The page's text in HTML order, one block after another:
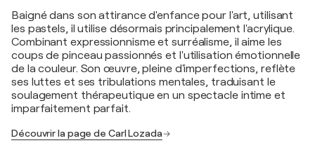
Baigné dans son attirance d'enfance pour l'art, utilisant
les pastels, il utilise désormais principalement l'acrylique.
Combinant expressionnisme et surréalisme, il aime les
coups de pinceau passionnés et l'utilisation émotionnelle
de la couleur. Son œuvre, pleine d'imperfections, reflète
ses luttes et ses tribulations mentales, traduisant le
soulagement thérapeutique en un spectacle intime et
imparfaitement parfait.
Découvrir la page de Carl Lozada